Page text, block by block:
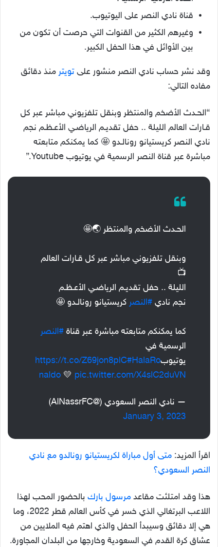
قناة نادي النصر على اليوتيوب.
وغيرهم الكثير من القنوات التي حرصت أن تكون من
بين الأوائل في هذا الحفل الكبير.
وقد نشر حساب نادي النصر منشور على تويتر منذ دقائق
مفاده التالي:
“الحـدث الأضخم والمنتظر وبنقل تلفزيوني مباشر عبر كل
قـارات العالم الليلة .. حفل تقديـم الرياضـي الأعـظـم نجم
نادي النصر كريستيانو رونالـدو 🤩 كما يمكنكم متابعته
مباشرة عبر قناة النصر الرسمية في يوتيوب Youtube.”
الحـدث الأضخم والمنتظر 🌏🤩
وبنقل تلفزيوني مباشر عبر كل قـارات العالم
📺
الليلة .. حفل تقديـم الرياضـي الأعـظـم
نجم نادي #النصر كريستيانو رونالـدو 🤩
كما يمكنكم متابعته مباشرة عبر قناة #النصر
الرسمية في
يوتيوب
https://t.co/Z69jon8plC#HalaRo
naldo 💛 pic.twitter.com/X4slC2duVN
— نادي النصر السعودي (@AlNassrFC)
January 3, 2023
اقرأ المزيد: متى أول مباراة لكريستيانو رونالدو مع نادي
النصر السعودي؟
هذا وقد امتلئت مقاعد مرسول بارك بالحضور المحب لهذا
اللاعب البرتغالي الذي خسر في كأس العالم قطر 2022، وما
هي إلا دقائق وسيبدأ الحفل والذي اهتم فيه الملايين من
عشاق كرة القدم في السعودية وخارجها من البلدان المجاورة.